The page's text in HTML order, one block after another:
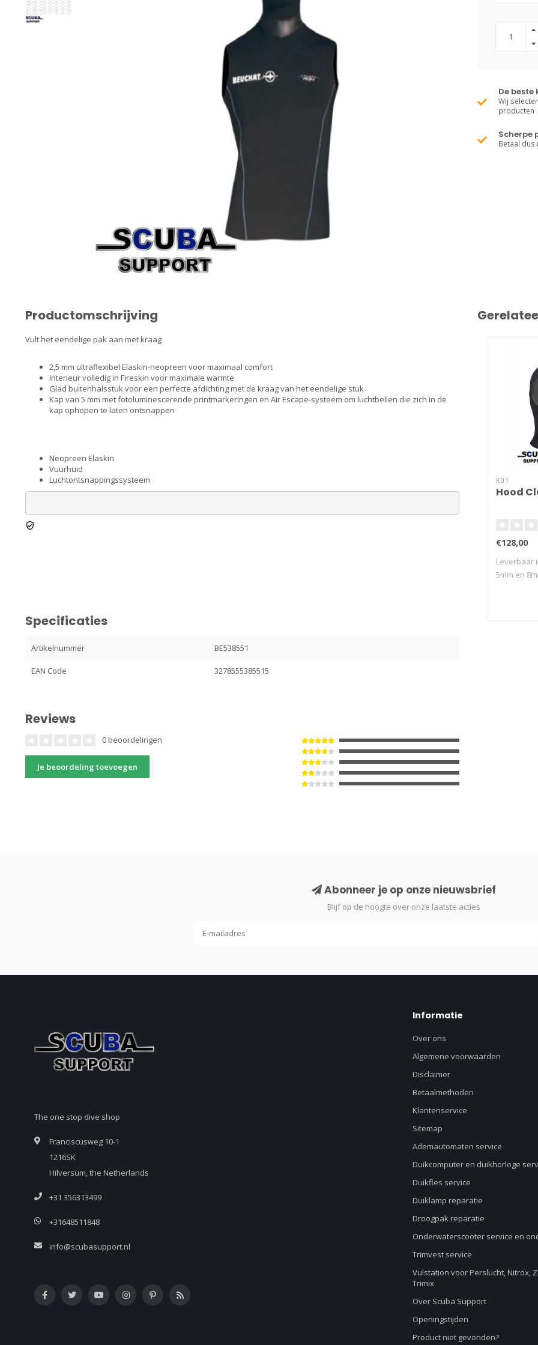
De beste
Wij
producten
Scherpe
Betaal dus
Productomschrijving
Vult het eendelige pak aan met kraag
2,5 mm ultraflexibel Elaskin-neopreen voor maximaal comfort
Interieur volledig in Fireskin voor maximale warmte
Glad buitenhalsstuk voor een perfecte afdichting met de kraag van het eendelige stuk
Kap van 5 mm met fotoluminescerende printmarkeringen en Air Escape-systeem om luchtbellen die zich in de
kap ophopen te laten ontsnappen
Neopreen Elaskin
Vuurhuid
Luchtontsnappingssysteem
Specificaties
Artikelnummer BE538551
EAN Code 3278555385515
Reviews
0 beoordelingen
Je beoordeling toevoegen
K01
Hood
€128,00
Leverbaar
5mm en
Abonneer je op onze nieuwsbrief
Blijf op de hoogte over onze laatste acties
The one stop dive shop
Franciscusweg 10-1
1216SK
Hilversum, the Netherlands
+31 356313499
+31648511848
info@scubasupport.nl
Informatie
Over ons
Algemene voorwaarden
Disclaimer
Betaalmethoden
Klantenservice
Sitemap
Ademautomaten service
Duikcomputer en duikhorloge
Duikfles service
Duiklamp reparatie
Droogpak reparatie
Onderwaterscooter service en
Trimvest service
Vulstation voor Perslucht, Nitrox,
Trimix
Over Scuba Support
Openingstijden
Product niet gevonden?